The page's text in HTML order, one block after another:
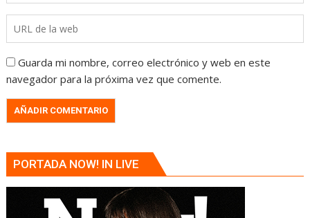
Guarda mi nombre, correo electrónico y web en este
navegador para la próxima vez que comente.
PORTADA NOW! IN LIVE